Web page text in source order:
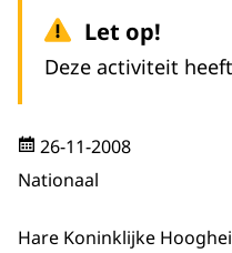
Let op!
Deze activiteit
26-11-2008
Nationaal
Hare Koninklijke